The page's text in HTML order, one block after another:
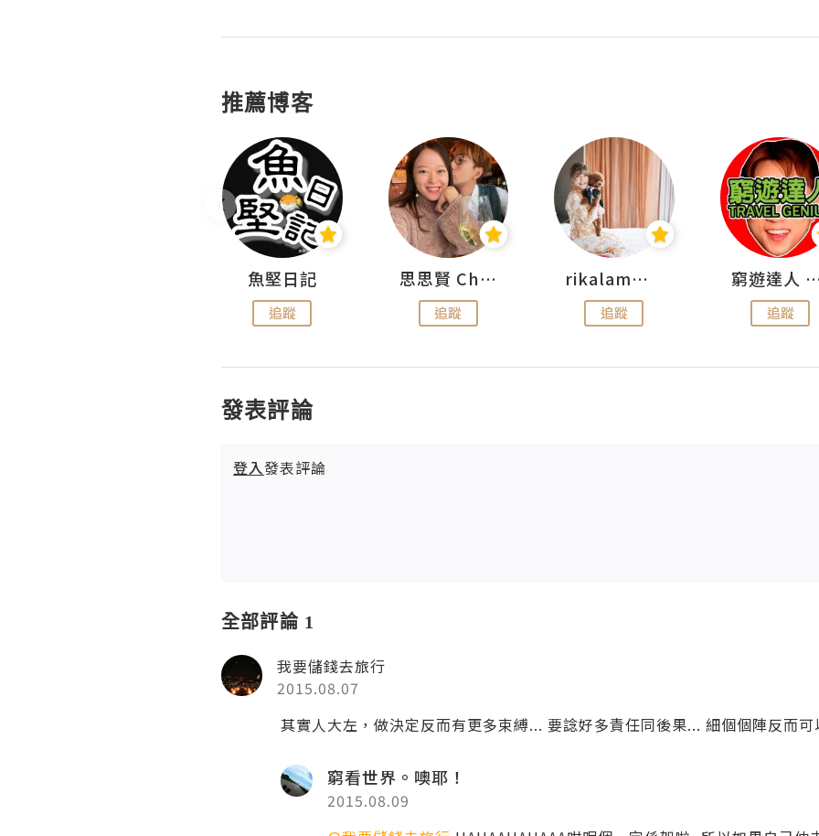
推薦博客
魚堅日記
追蹤
思思賢 ChillMyBabe
追蹤
rikalammm
追蹤
窮遊達人
追蹤
發表評論
登入發表評論
全部評論 1
我要儲錢去旅行
2015.08.07
其實人大左，做決定反而有更多束縛... 要諗好多責任同後果... 細個個陣反而
窮看世界。噢耶！
2015.08.09